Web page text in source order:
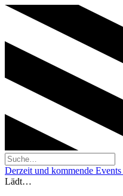
Derzeit und kommende Events
Lädt…